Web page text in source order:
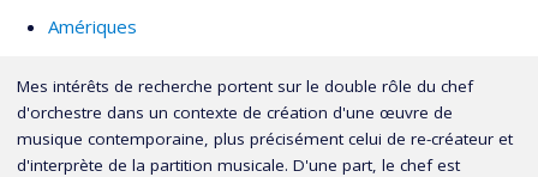
Amériques
Mes intérêts de recherche portent sur le double rôle du chef
d'orchestre dans un contexte de création d'une œuvre de
musique contemporaine, plus précisément celui de re-créateur et
d'interprète de la partition musicale. D'une part, le chef est